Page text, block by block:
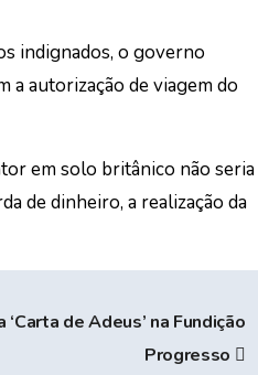
indignados, o governo
a autorização de viagem do
em solo britânico não seria
de dinheiro, a realização da
de Adeus’ na Fundição
Progresso